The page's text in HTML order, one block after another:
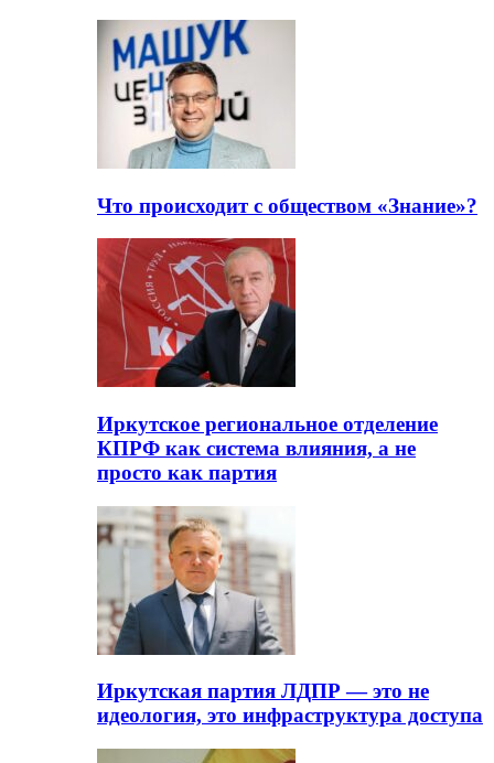
Что происходит с обществом «Знание»?
Иркутское региональное отделение
КПРФ как система влияния, а не
просто как партия
Иркутская партия ЛДПР — это не
идеология, это инфраструктура доступа